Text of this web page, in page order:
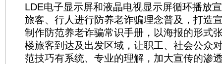
LDE电子显示屏和液晶电视显示屏循环播放
旅客、行人进行防养老诈骗理念普及，打造
制作防范养老诈骗常识手册，以海报的形式
楼旅客到达及出发区域，让职工、社会公众
范技巧有系统、专业的理解，加大宣传的渗